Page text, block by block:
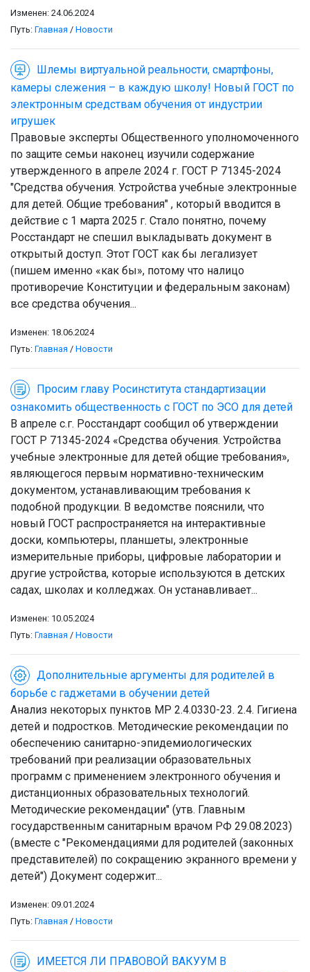
Изменен: 24.06.2024
Путь: Главная / Новости
Шлемы виртуальной реальности, смартфоны,
камеры слежения – в каждую школу! Новый ГОСТ по
электронным средствам обучения от индустрии
игрушек
Правовые эксперты Общественного уполномоченного
по защите семьи наконец изучили содержание
утвержденного в апреле 2024 г. ГОСТ Р 71345-2024
"Средства обучения. Устройства учебные электронные
для детей. Общие требования" , который вводится в
действие с 1 марта 2025 г. Стало понятно, почему
Росстандарт не спешил выкладывать документ в
открытый доступ. Этот ГОСТ как бы легализует
(пишем именно «как бы», потому что налицо
противоречие Конституции и федеральным законам)
все средства обучения...
Изменен: 18.06.2024
Путь: Главная / Новости
Просим главу Росинститута стандартизации
ознакомить общественность с ГОСТ по ЭСО для детей
В апреле с.г. Росстандарт сообщил об утверждении
ГОСТ Р 71345-2024 «Средства обучения. Устройства
учебные электронные для детей общие требования»,
являющегося первым нормативно-техническим
документом, устанавливающим требования к
подобной продукции. В ведомстве пояснили, что
новый ГОСТ распространяется на интерактивные
доски, компьютеры, планшеты, электронные
измерительные приборы, цифровые лаборатории и
другие устройства, которые используются в детских
садах, школах и колледжах. Он устанавливает...
Изменен: 10.05.2024
Путь: Главная / Новости
Дополнительные аргументы для родителей в
борьбе с гаджетами в обучении детей
Анализ некоторых пунктов МР 2.4.0330-23. 2.4. Гигиена
детей и подростков. Методические рекомендации по
обеспечению санитарно-эпидемиологических
требований при реализации образовательных
программ с применением электронного обучения и
дистанционных образовательных технологий.
Методические рекомендации" (утв. Главным
государственным санитарным врачом РФ 29.08.2023)
(вместе с "Рекомендациями для родителей (законных
представителей) по сокращению экранного времени у
детей") Документ содержит...
Изменен: 09.01.2024
Путь: Главная / Новости
ИМЕЕТСЯ ЛИ ПРАВОВОЙ ВАКУУМ В